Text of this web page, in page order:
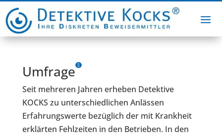
Umfrage
Seit mehreren Jahren erheben Detektive
KOCKS zu unterschiedlichen Anlässen
Erfahrungswerte bezüglich der mit Krankheit
erklärten Fehlzeiten in den Betrieben. In den